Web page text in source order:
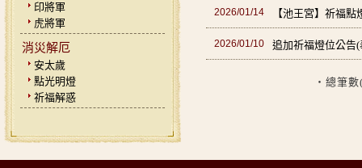
印將軍
虎將軍
消災解厄
安太歲
點光明燈
祈福解惑
2026/01/14 【池王宮】祈福
2026/01/10 追加祈福燈位公告
‧總筆